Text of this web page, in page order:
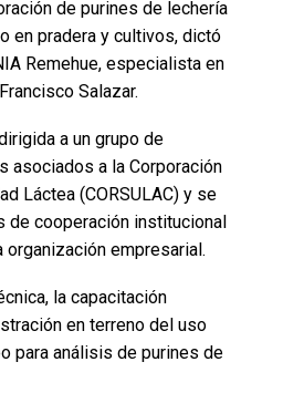
de purines de lechería
en pradera y cultivos, dictó
Remehue, especialista en
Salazar.
a un grupo de
asociados a la Corporación
Láctea (CORSULAC) y se
de cooperación institucional
organización empresarial.
la capacitación
en terreno del uso
para análisis de purines de